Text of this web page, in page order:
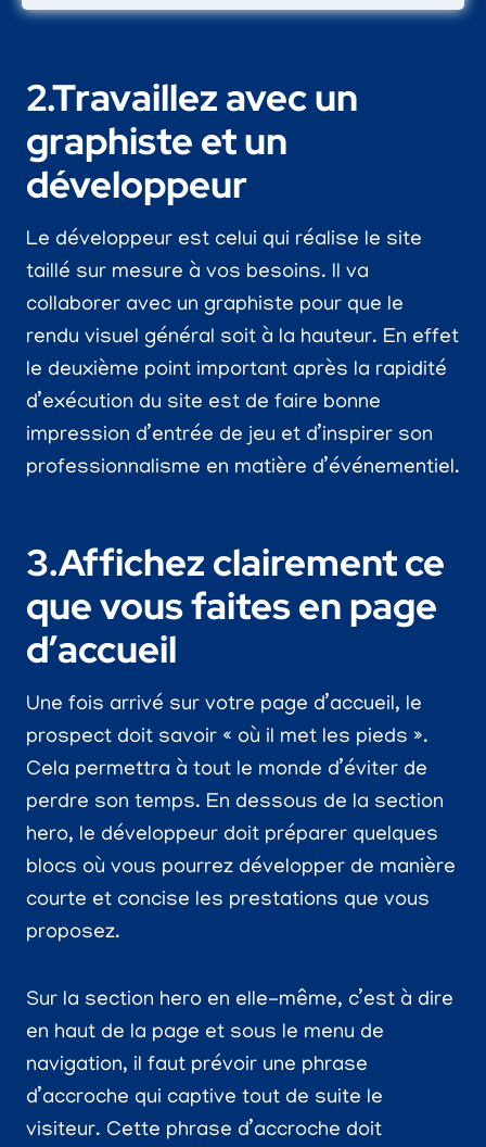
2.Travaillez avec un
graphiste et un
développeur
Le développeur est celui qui réalise le site
taillé sur mesure à vos besoins. Il va
collaborer avec un graphiste pour que le
rendu visuel général soit à la hauteur. En effet
le deuxième point important après la rapidité
d’exécution du site est de faire bonne
impression d’entrée de jeu et d’inspirer son
professionnalisme en matière d’événementiel.
3.Affichez clairement ce
que vous faites en page
d’accueil
Une fois arrivé sur votre page d’accueil, le
prospect doit savoir « où il met les pieds ».
Cela permettra à tout le monde d’éviter de
perdre son temps. En dessous de la section
hero, le développeur doit préparer quelques
blocs où vous pourrez développer de manière
courte et concise les prestations que vous
proposez.
Sur la section hero en elle-même, c’est à dire
en haut de la page et sous le menu de
navigation, il faut prévoir une phrase
d’accroche qui captive tout de suite le
visiteur. Cette phrase d’accroche doit